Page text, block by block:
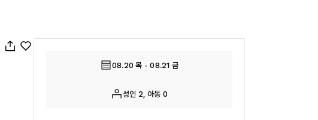
08.20 목 - 08.21 금
성인 2, 아동 0